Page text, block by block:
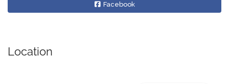
Facebook
Location